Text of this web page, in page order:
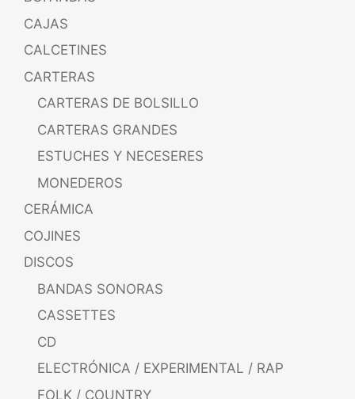
CAJAS
CALCETINES
CARTERAS
CARTERAS DE BOLSILLO
CARTERAS GRANDES
ESTUCHES Y NECESERES
MONEDEROS
CERÁMICA
COJINES
DISCOS
BANDAS SONORAS
CASSETTES
CD
ELECTRÓNICA / EXPERIMENTAL / RAP
FOLK / COUNTRY